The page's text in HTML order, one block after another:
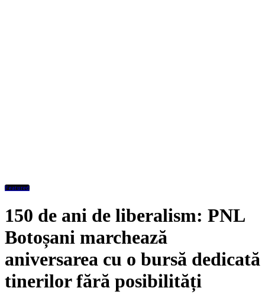
Featured
150 de ani de liberalism: PNL
Botoșani marchează
aniversarea cu o bursă dedicată
tinerilor fără posibilități